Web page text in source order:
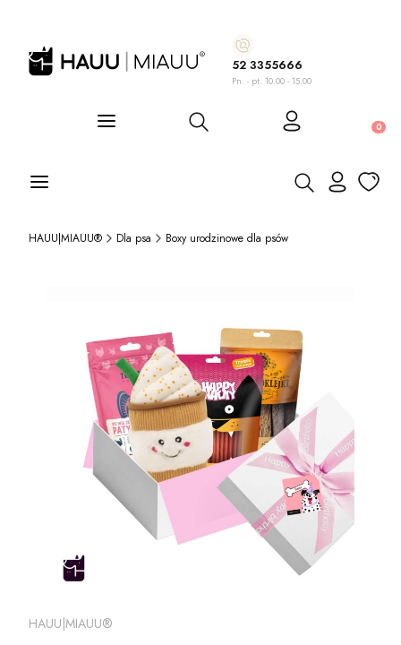
52 3355666
Pn. - pt. 10.00 - 15.00
Otwórz wyszukiwarkę
Otwórz
HAUU|MIAUU® Dla psa Boxy urodzinowe dla psów
HAUU|MIAUU®